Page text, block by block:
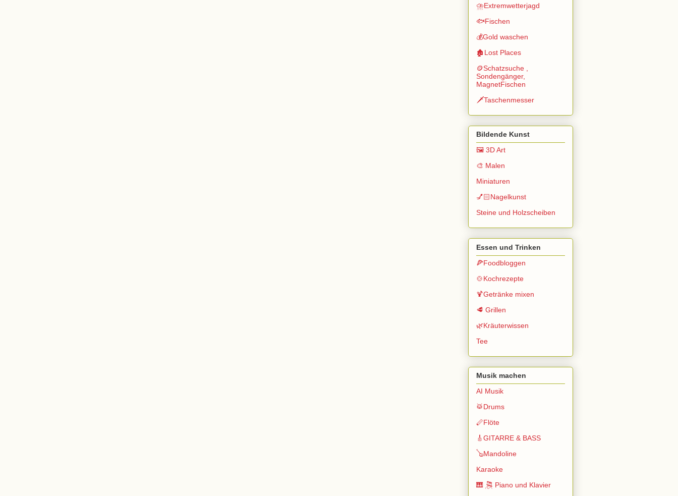
⛈️Extremwetterjagd
🐟Fischen
💰Gold waschen
🏚️Lost Places
🪙Schatzsuche ,
Sondengänger,
MagnetFischen
🗡️Taschenmesser
Bildende Kunst
🖼️ 3D Art
🎨 Malen
Miniaturen
💅🏻Nagelkunst
Steine und Holzscheiben
Essen und Trinken
🍕Foodbloggen
🍲Kochrezepte
🍹Getränke mixen
🥩 Grillen
🌿Kräuterwissen
Tee
Musik machen
AI Musik
🥁Drums
🪈Flöte
🎸GITARRE & BASS
🪕Mandoline
Karaoke
🎹 🎘 Piano und Klavier